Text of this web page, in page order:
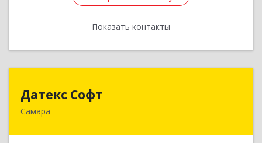
Показать контакты
Назад
Датекс Софт
Самара
443070, Самарская обл, Самара г, Партизанская